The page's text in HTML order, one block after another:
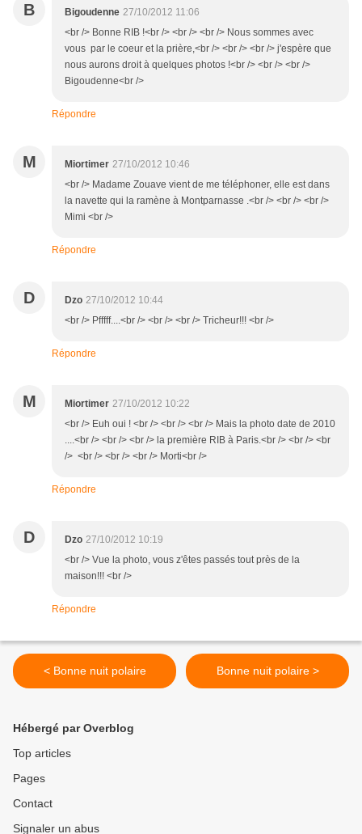
B Bigoudenne 27/10/2012 11:06
<br /> Bonne RIB !<br /> <br /> <br /> Nous sommes avec
vous par le coeur et la prière,<br /> <br /> <br /> j'espère que
nous aurons droit à quelques photos !<br /> <br /> <br />
Bigoudenne<br />
Répondre
M Miortimer 27/10/2012 10:46
<br /> Madame Zouave vient de me téléphoner, elle est dans
la navette qui la ramène à Montparnasse .<br /> <br /> <br />
Mimi <br />
Répondre
D Dzo 27/10/2012 10:44
<br /> Pfffff....<br /> <br /> <br /> Tricheur!!! <br />
Répondre
M Miortimer 27/10/2012 10:22
<br /> Euh oui ! <br /> <br /> <br /> Mais la photo date de 2010
....<br /> <br /> <br /> la première RIB à Paris.<br /> <br /> <br
/> <br /> <br /> <br /> Morti<br />
Répondre
D Dzo 27/10/2012 10:19
<br /> Vue la photo, vous z'êtes passés tout près de la
maison!!! <br />
Répondre
< Bonne nuit polaire Bonne nuit polaire >
Hébergé par Overblog
Top articles
Pages
Contact
Signaler un abus